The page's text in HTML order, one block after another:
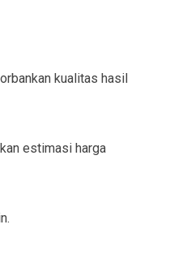
kualitas hasil
estimasi harga